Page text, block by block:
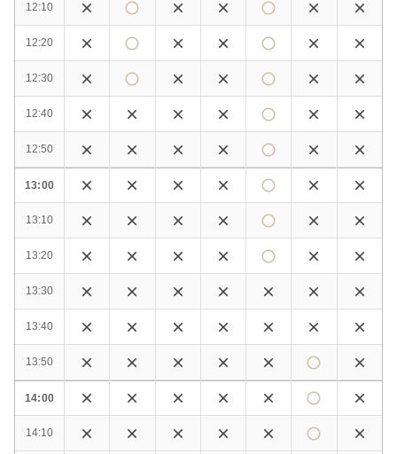
12:10
12:20
12:30
12:40
12:50
13:00
13:10
13:20
13:30
13:40
13:50
14:00
14:10